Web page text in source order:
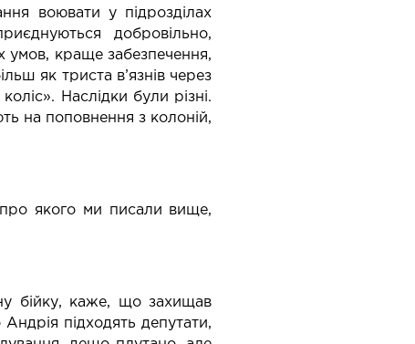
воювати у підрозділах
добровільно,
умов, краще забезпечення,
як триста в’язнів через
Наслідки були різні.
на поповнення з колоній,
про якого ми писали вище,
бійку, каже, що захищав
підходять депутати,